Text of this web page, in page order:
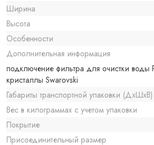
Ширина
Высота
Особенности
Дополнительная информация
подключение фильтра для очистки воды
кристаллы Swarovski
Габариты транспортной упаковки (ДхШхВ)
Вес в килограммах с учетом упаковки
Покрытие
Присоединительный размер